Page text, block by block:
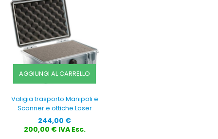
AGGIUNGI AL CARRELLO
Valigia trasporto Manipoli e
Scanner e ottiche Laser
Prezzo
244,00 €
200,00 € IVA Esc.